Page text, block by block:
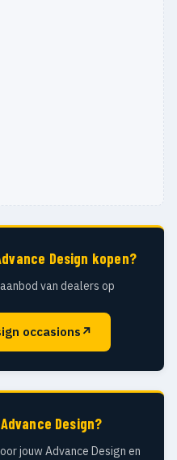
Design kopen?
van dealers op
occasions ↗
Design?
jouw Advance Design en